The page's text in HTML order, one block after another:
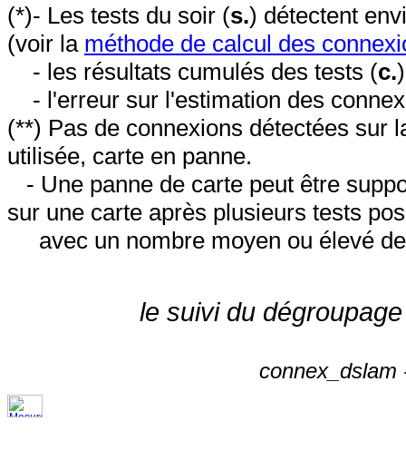
(*)- Les tests du soir (s.) détectent
(voir la méthode de calcul des
- les résultats cumulés des tests (c.
- l'erreur sur l'estimation des
(**) Pas de connexions détectées sur
utilisée, carte en panne.
- Une panne de carte peut être
sur une carte après plusieurs tests
avec un nombre moyen ou élevé
le suivi du
connex_dslam